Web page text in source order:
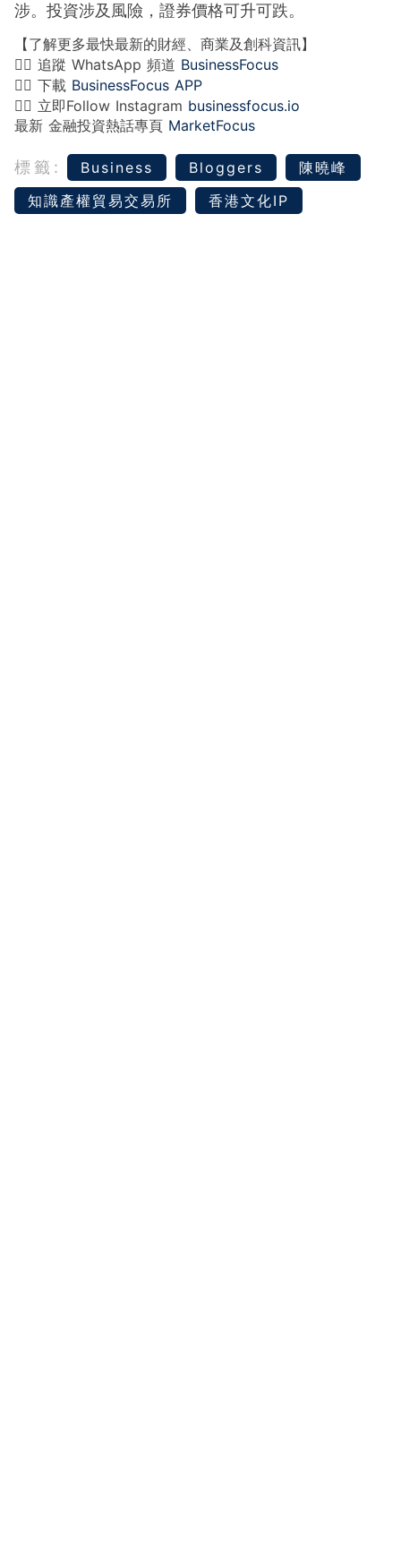
涉。投資涉及風險，證券價格可升可跌。
【了解更多最快最新的財經、商業及創科資訊】
👉🏻 追蹤 WhatsApp 頻道 BusinessFocus
👉🏻 下載 BusinessFocus APP
👉🏻 立即Follow Instagram businessfocus.io
最新 金融投資熱話專頁 MarketFocus
標籤: Business Bloggers
陳曉峰
知識產權貿易交易所
香港文化IP